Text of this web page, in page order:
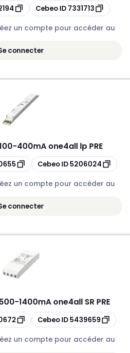
Copier
Cebeo ID 7331713
un compte pour accéder au
connecter
400mA one4all lp PRE
Copier
Cebeo ID 5206024
un compte pour accéder au
connecter
1400mA one4all SR PRE
Copier
Cebeo ID 5439659
un compte pour accéder au